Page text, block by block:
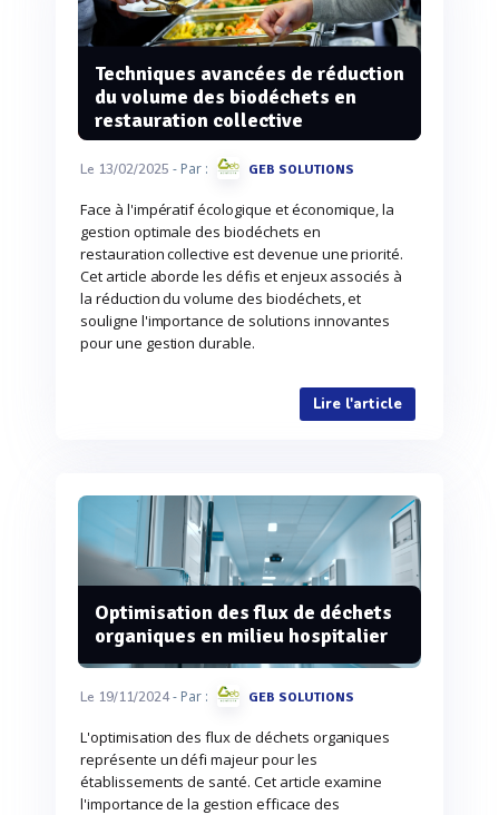
Techniques avancées de réduction
du volume des biodéchets en
restauration collective
Le 13/02/2025 - Par : GEB SOLUTIONS
Face à l'impératif écologique et économique, la
gestion optimale des biodéchets en
restauration collective est devenue une priorité.
Cet article aborde les défis et enjeux associés à
la réduction du volume des biodéchets, et
souligne l'importance de solutions innovantes
pour une gestion durable.
Lire l'article
Optimisation des flux de déchets
organiques en milieu hospitalier
Le 19/11/2024- Par : GEB SOLUTIONS
L'optimisation des flux de déchets organiques
représente un défi majeur pour les
établissements de santé. Cet article examine
l'importance de la gestion efficace des